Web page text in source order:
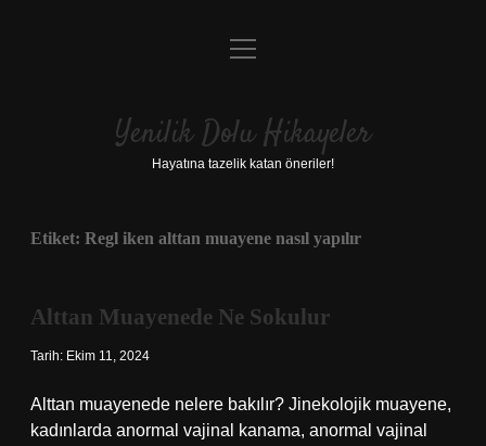
Anasayfa
Yasal Uyarı
menüyü
Yenilik Dolu Hikayeler
Hayatına tazelik katan öneriler!
Etiket: Regl iken alttan muayene nasıl yapılır
Alttan Muayenede Ne Sokulur
Tarih: Ekim 11, 2024
Alttan muayenede nelere bakılır? Jinekolojik muayene,
kadınlarda anormal vajinal kanama, anormal vajinal